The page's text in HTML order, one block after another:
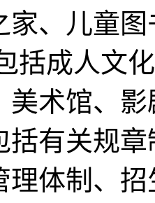
家、儿童
括成人文
美术馆、
括有关规
理体制、